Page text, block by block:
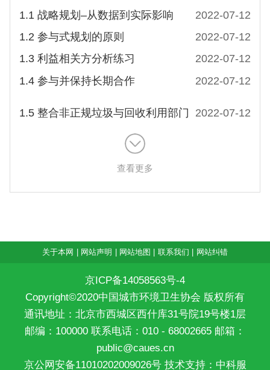
1.1 战略规划–从数据到实际影响
2022-07-12
1.2 参与式规划的原则
2022-07-12
1.3 利益相关方分析练习
2022-07-12
1.4 参与并保持长期合作
2022-07-12
1.5 整合非正规垃圾与回收利用部门 2022-07-12
查看更多
关于本网 网站声明 网站地图 联系我们 网站纠错
京ICP备14058563号-4
Copyright©2020中国城市环境卫生协会 版权所有
通讯地址：北京市西城区西什库31号院19号楼1层
邮编：100000 联系电话：010 - 68002665 邮箱：
public@caues.cn
京公网安备11010202009026号 技术支持：中科服